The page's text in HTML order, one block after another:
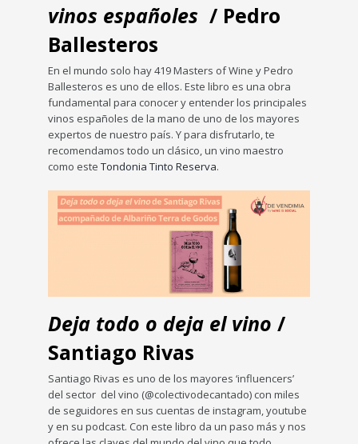
vinos españoles / Pedro
Ballesteros
En el mundo solo hay 419 Masters of Wine y Pedro
Ballesteros es uno de ellos. Este libro es una obra
fundamental para conocer y entender los principales
vinos españoles de la mano de uno de los mayores
expertos de nuestro país. Y para disfrutarlo, te
recomendamos todo un clásico, un vino maestro
como este Tondonia Tinto Reserva.
Deja todo o deja el vino /
Santiago Rivas
Santiago Rivas es uno de los mayores ‘influencers’
del sector del vino (@colectivodecantado) con miles
de seguidores en sus cuentas de instagram, youtube
y en su podcast. Con este libro da un paso más y nos